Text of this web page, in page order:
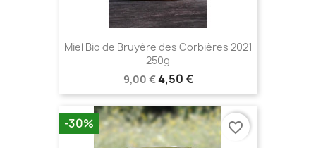
Miel Bio de Bruyère des Corbières 2021
250g
9,00 €4,50 €
-30% favorite_border